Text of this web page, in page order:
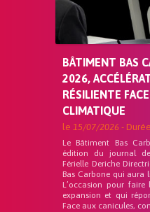
BÂTIMENT BAS
2026,
RÉSILIENTE
CLIMATIQUE
le 15/07/2026 - Durée
Le Bâtiment Bas
édition du journal
Férielle Deriche
Bas Carbone qui aura
L’occasion pour
expansion et qui
Face aux canicules,